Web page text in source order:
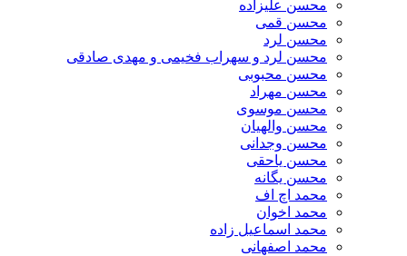
محسن علیزاده
محسن قمی
محسن لرد
محسن لرد و سهراب فخیمی و مهدی صادقی
محسن محبوبی
محسن مهراد
محسن موسوی
محسن والهیان
محسن وجدانی
محسن یاحقی
محسن یگانه
محمد اچ اف
محمد اخوان
محمد اسماعیل زاده
محمد اصفهانی